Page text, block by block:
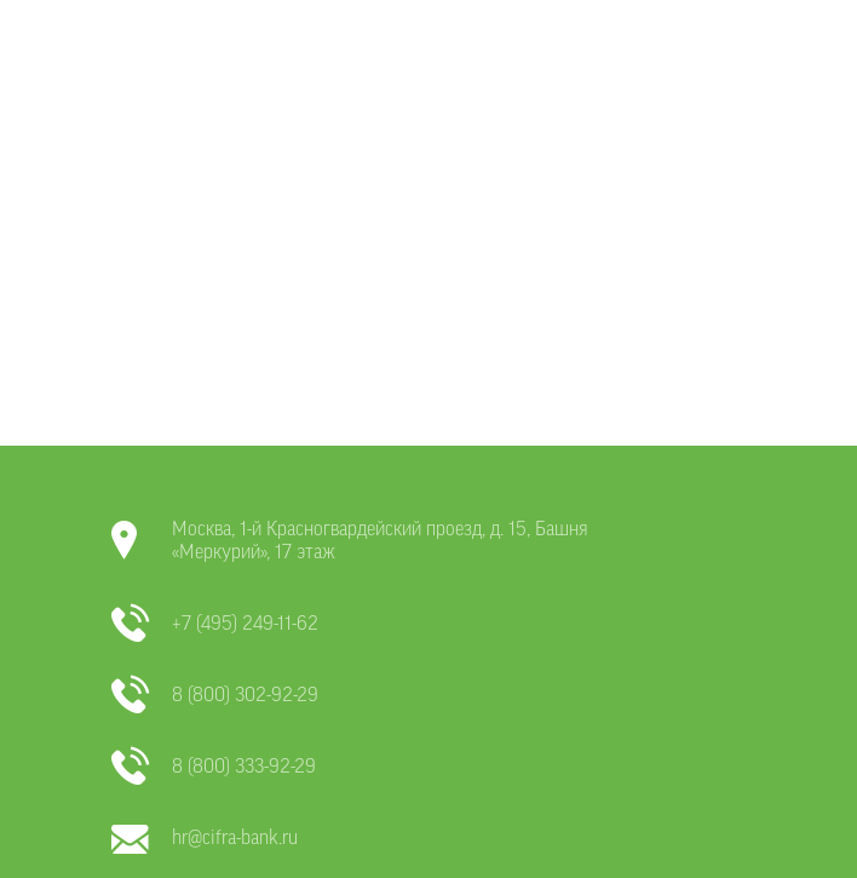
Москва, 1-й Красногвардейский проезд, д. 15, Башня
«Меркурий», 17 этаж
+7 (495) 249-11-62
8 (800) 302-92-29
8 (800) 333-92-29
hr@cifra-bank.ru